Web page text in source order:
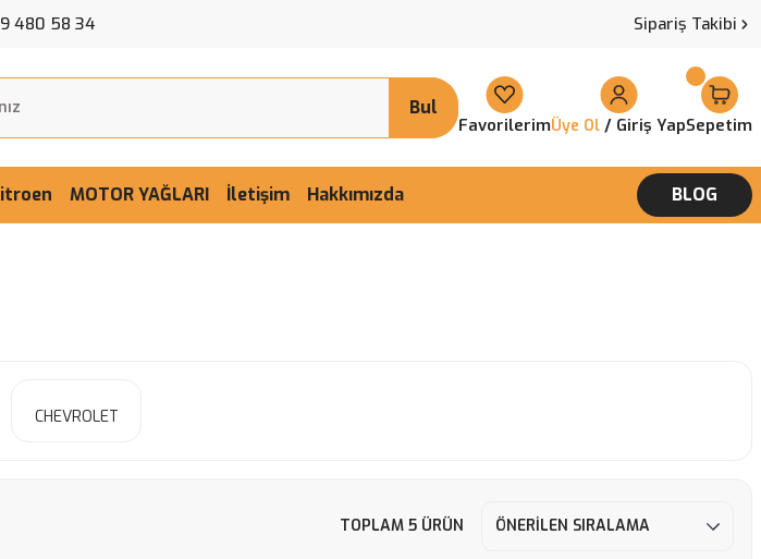
480 58 34 Sipariş Takibi
Bul
FavorilerimÜye Ol / Giriş YapSepetim
MOTOR YAĞLARI İletişim Hakkımızda BLOG
CHEVROLET
TOPLAM 5 ÜRÜN